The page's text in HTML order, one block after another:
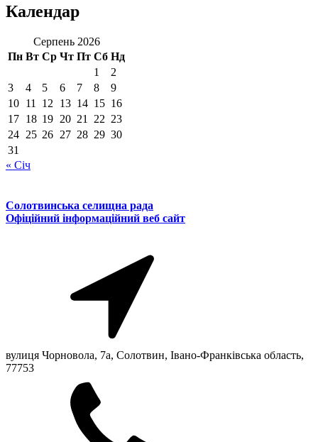
Календар
Серпень 2026
Пн Вт Ср Чт Пт Сб Нд
1
2
3
4 5 6 7 8
9
10 11 12 13 14 15 16
17 18 19 20 21 22 23
24 25 26 27 28 29 30
31
« Січ
Солотвинська селищна рада
Офіційний інформаційний веб сайт
вулиця Чорновола, 7a, Солотвин, Івано-Франківська область,
77753